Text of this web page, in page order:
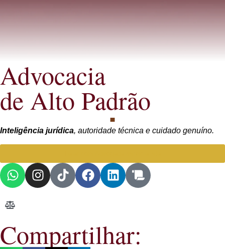
Advocacia
de Alto Padrão
Inteligência jurídica, autoridade técnica e cuidado genuíno.
Compartilhar: